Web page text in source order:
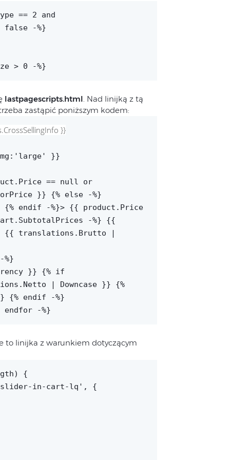
== 2 and
false -%}
> 0 -%}
lastpagescripts.html. Nad linijką z tą
zastąpić poniższym kodem:
}}
}}
== null or
}} {% else -%}
endif -%}> {{ product.Price
-%} {{
{{ translations.Brutto |
}} {% if
| Downcase }} {%
{% endif -%}
endfor -%}
to linijka z warunkiem dotyczącym
{
slider-in-cart-lq', {